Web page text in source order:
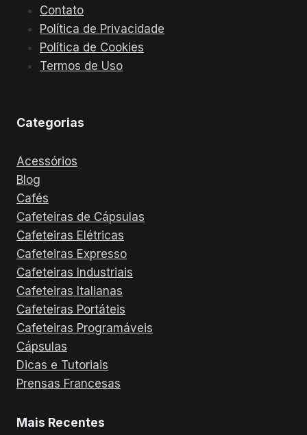
Contato
Política de Privacidade
Política de Cookies
Termos de Uso
Categorias
Acessórios
Blog
Cafés
Cafeteiras de Cápsulas
Cafeteiras Elétricas
Cafeteiras Expresso
Cafeteiras Industriais
Cafeteiras Italianas
Cafeteiras Portáteis
Cafeteiras Programáveis
Cápsulas
Dicas e Tutoriais
Prensas Francesas
Mais Recentes